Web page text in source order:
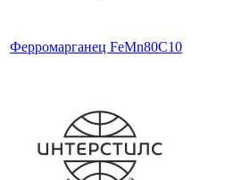
Ферромарганец FeMn80C10